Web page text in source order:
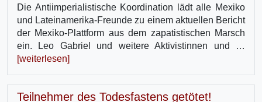
Die Antiimperialistische Koordination lädt alle Mexiko
und Lateinamerika-Freunde zu einem aktuellen Bericht
der Mexiko-Plattform aus dem zapatistischen Marsch
ein. Leo Gabriel und weitere Aktivistinnen und …
[weiterlesen]
Teilnehmer des Todesfastens getötet!